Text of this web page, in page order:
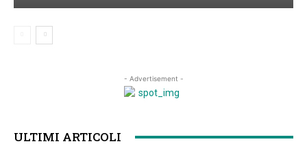
- Advertisement -
ULTIMI ARTICOLI